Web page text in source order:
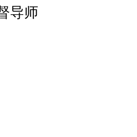
导师
大太阳 通过此页面咨询，已获得专属情感方案
158****7931